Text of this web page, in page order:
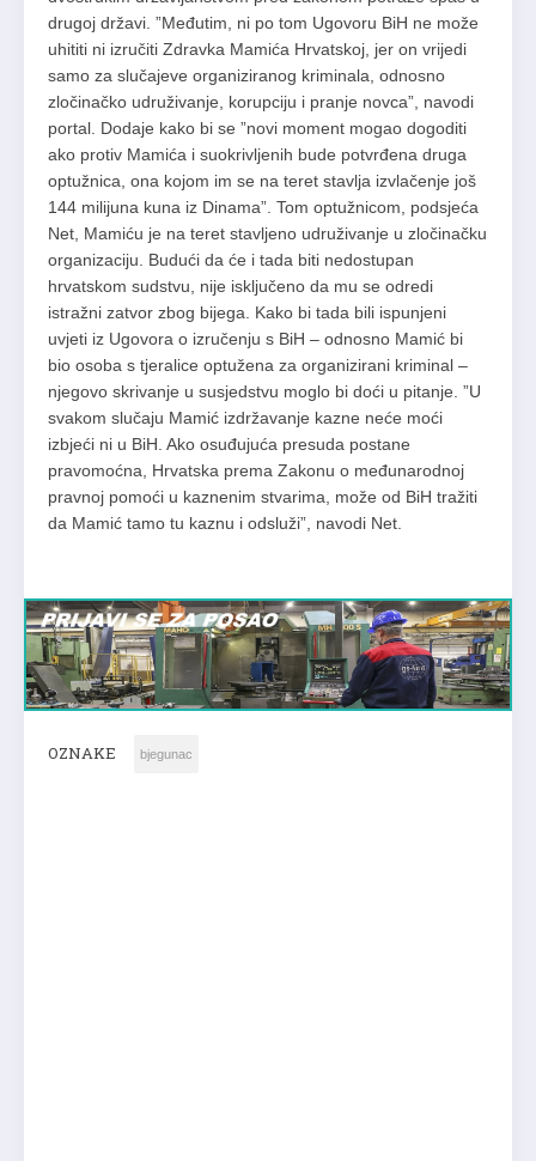
drugoj državi. ”Međutim, ni po tom Ugovoru BiH ne može
uhititi ni izručiti Zdravka Mamića Hrvatskoj, jer on vrijedi
samo za slučajeve organiziranog kriminala, odnosno
zločinačko udruživanje, korupciju i pranje novca”, navodi
portal. Dodaje kako bi se ”novi moment mogao dogoditi
ako protiv Mamića i suokrivljenih bude potvrđena druga
optužnica, ona kojom im se na teret stavlja izvlačenje još
144 milijuna kuna iz Dinama”. Tom optužnicom, podsjeća
Net, Mamiću je na teret stavljeno udruživanje u zločinačku
organizaciju. Budući da će i tada biti nedostupan
hrvatskom sudstvu, nije isključeno da mu se odredi
istražni zatvor zbog bijega. Kako bi tada bili ispunjeni
uvjeti iz Ugovora o izručenju s BiH – odnosno Mamić bi
bio osoba s tjeralice optužena za organizirani kriminal –
njegovo skrivanje u susjedstvu moglo bi doći u pitanje. ”U
svakom slučaju Mamić izdržavanje kazne neće moći
izbjeći ni u BiH. Ako osuđujuća presuda postane
pravomoćna, Hrvatska prema Zakonu o međunarodnoj
pravnoj pomoći u kaznenim stvarima, može od BiH tražiti
da Mamić tamo tu kaznu i odsluži”, navodi Net.
OZNAKE bjegunac